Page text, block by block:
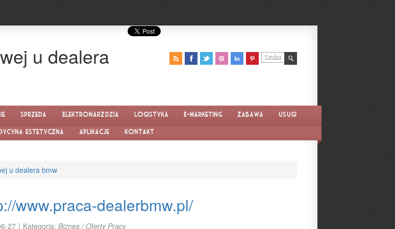
u dealera
Sprzedaż Elektronarzędzia Logistyka E-marketing Zabawa Usługi
estetyczna Aplikacje Kontakt
u dealera bmw
www.praca-dealerbmw.pl/
27 | Kategoria: Biznes / Oferty Pracy